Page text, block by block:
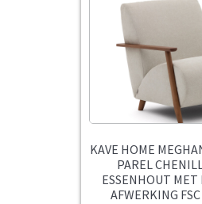
KAVE HOME
PAREL
ESSENHOUT
AFWERKING